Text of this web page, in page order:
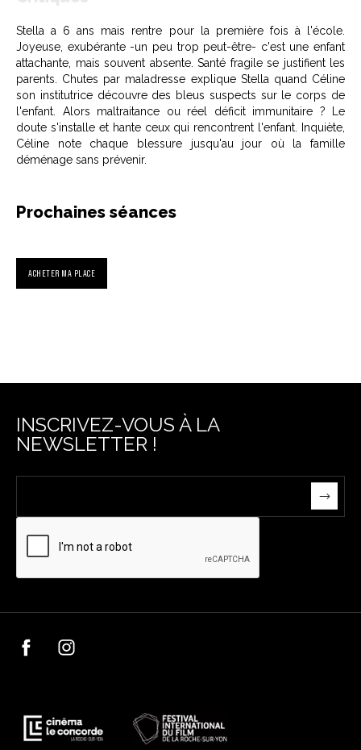
Stella a 6 ans mais rentre pour la première fois à l'école.
Joyeuse, exubérante -un peu trop peut-être- c'est une enfant
attachante, mais souvent absente. Santé fragile se justifient les
parents. Chutes par maladresse explique Stella quand Céline
son institutrice découvre des bleus suspects sur le corps de
l'enfant. Alors maltraitance ou réel déficit immunitaire ? Le
doute s'installe et hante ceux qui rencontrent l'enfant. Inquiète,
Céline note chaque blessure jusqu'au jour où la famille
déménage sans prévenir.
Prochaines séances
ACHETER MA PLACE
INSCRIVEZ-VOUS À LA
NEWSLETTER !